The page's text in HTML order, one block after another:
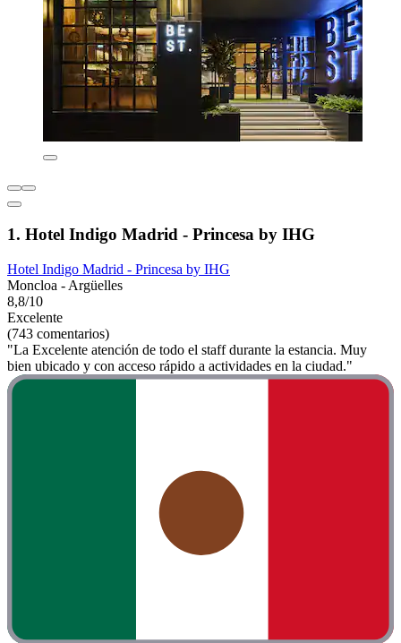
1. Hotel Indigo Madrid - Princesa by IHG
Hotel Indigo Madrid - Princesa by IHG
Moncloa - Argüelles
8,8/10
Excelente
(743 comentarios)
"La Excelente atención de todo el staff durante la estancia. Muy
bien ubicado y con acceso rápido a actividades en la ciudad."